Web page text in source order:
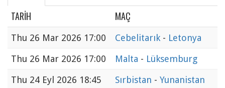
TARIH MAÇ
Thu 26 Mar 2026 17:00 Cebelitarık - Letonya
Thu 26 Mar 2026 17:00 Malta - Lüksemburg
Thu 24 Eyl 2026 18:45 Sırbistan - Yunanistan